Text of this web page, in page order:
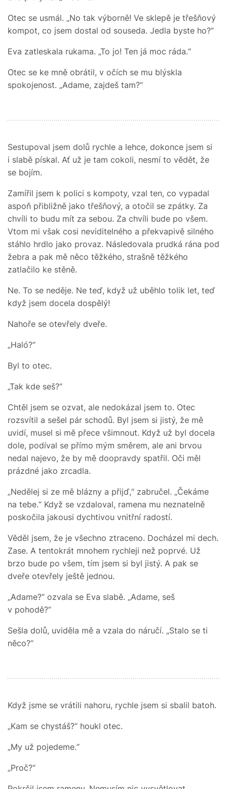
Otec se usmál. „No tak výborně! Ve sklepě je třešňový
kompot, co jsem dostal od souseda. Jedla byste ho?“
Eva zatleskala rukama. „To jo! Ten já moc ráda.“
Otec se ke mně obrátil, v očích se mu blýskla
spokojenost. „Adame, zajdeš tam?“
Sestupoval jsem dolů rychle a lehce, dokonce jsem si
i slabě pískal. Ať už je tam cokoli, nesmí to vědět, že
se bojím.
Zamířil jsem k polici s kompoty, vzal ten, co vypadal
aspoň přibližně jako třešňový, a otočil se zpátky. Za
chvíli to budu mít za sebou. Za chvíli bude po všem.
Vtom mi však cosi neviditelného a překvapivě silného
stáhlo hrdlo jako provaz. Následovala prudká rána pod
žebra a pak mě něco těžkého, strašně těžkého
zatlačilo ke stěně.
Ne. To se neděje. Ne teď, když už uběhlo tolik let, teď
když jsem docela dospělý!
Nahoře se otevřely dveře.
„Haló?“
Byl to otec.
„Tak kde seš?“
Chtěl jsem se ozvat, ale nedokázal jsem to. Otec
rozsvítil a sešel pár schodů. Byl jsem si jistý, že mě
uvidí, musel si mě přece všimnout. Když už byl docela
dole, podíval se přímo mým směrem, ale ani brvou
nedal najevo, že by mě doopravdy spatřil. Oči měl
prázdné jako zrcadla.
„Nedělej si ze mě blázny a přijď,“ zabručel. „Čekáme
na tebe.“ Když se vzdaloval, ramena mu neznatelně
poskočila jakousi dychtivou vnitřní radostí.
Věděl jsem, že je všechno ztraceno. Docházel mi dech.
Zase. A tentokrát mnohem rychleji než poprvé. Už
brzo bude po všem, tím jsem si byl jistý. A pak se
dveře otevřely ještě jednou.
„Adame?“ ozvala se Eva slabě. „Adame, seš
v pohodě?“
Sešla dolů, uviděla mě a vzala do náručí. „Stalo se ti
něco?“
Když jsme se vrátili nahoru, rychle jsem si sbalil batoh.
„Kam se chystáš?“ houkl otec.
„My už pojedeme.“
„Proč?“